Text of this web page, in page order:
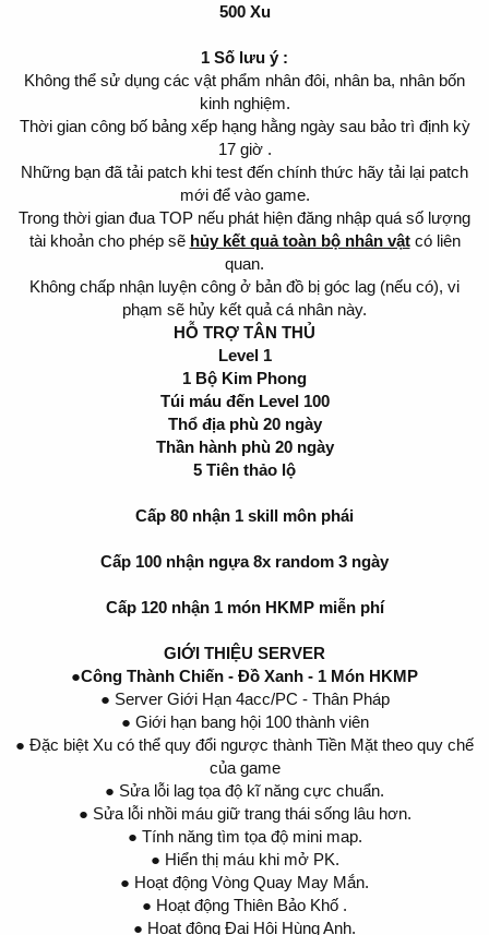
500 Xu
1 Số lưu ý :
Không thể sử dụng các vật phẩm nhân đôi, nhân ba, nhân bốn
kinh nghiệm.
Thời gian công bố bảng xếp hạng hằng ngày sau bảo trì định kỳ
17 giờ .
Những bạn đã tải patch khi test đến chính thức hãy tải lại patch
mới để vào game.
Trong thời gian đua TOP nếu phát hiện đăng nhập quá số lượng
tài khoản cho phép sẽ hủy kết quả toàn bộ nhân vậtcó liên
quan.
Không chấp nhận luyện công ở bản đồ bị góc lag (nếu có), vi
phạm sẽ hủy kết quả cá nhân này.
HỖ TRỢ TÂN THỦ
Level 1
1 Bộ Kim Phong
Túi máu đến Level 100
Thổ địa phù 20 ngày
Thần hành phù 20 ngày
5 Tiên thảo lộ
Cấp 80 nhận 1 skill môn phái
Cấp 100 nhận ngựa 8x random 3 ngày
Cấp 120 nhận 1 món HKMP miễn phí
GIỚI THIỆU SERVER
●Công Thành Chiến - Đồ Xanh - 1 Món HKMP
● Server Giới Hạn 4acc/PC - Thân Pháp
● Giới hạn bang hội 100 thành viên
● Đặc biệt Xu có thể quy đổi ngược thành Tiền Mặt theo quy chế
của game
● Sửa lỗi lag tọa độ kĩ năng cực chuẩn.
● Sửa lỗi nhồi máu giữ trang thái sống lâu hơn.
● Tính năng tìm tọa độ mini map.
● Hiển thị máu khi mở PK.
● Hoạt động Vòng Quay May Mắn.
● Hoạt động Thiên Bảo Khố .
● Hoạt động Đại Hội Hùng Anh.